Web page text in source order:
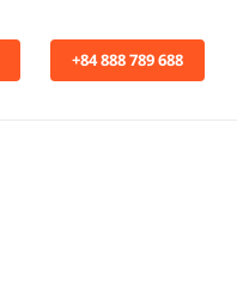
+84 888 789 688